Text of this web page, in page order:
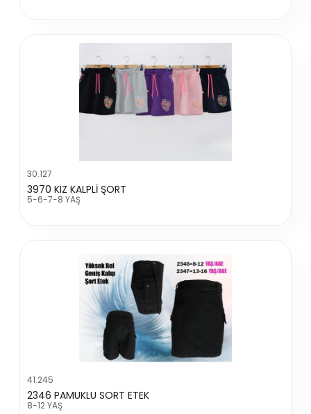
30.127
3970 KIZ KALPLİ ŞORT
5-6-7-8 YAŞ
41.245
2346 PAMUKLU SORT ETEK
8-12 YAŞ